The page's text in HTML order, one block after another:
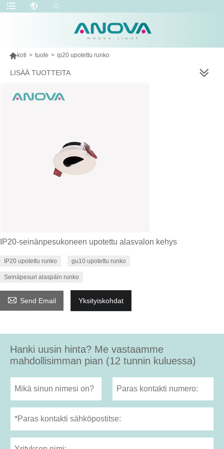
koti > tuote > ip20 upotettu runko
LISÄÄ TUOTTEITA
IP20-seinänpesukoneen upotettu alasvalon kehys
IP20 upotettu runko gu10 upotettu runko
Seinäpesuri alaspäin runko
 Send Email Yksityiskohdat
Hanki uusin hinta? Me vastaamme
mahdollisimman pian (12 tunnin kuluessa)